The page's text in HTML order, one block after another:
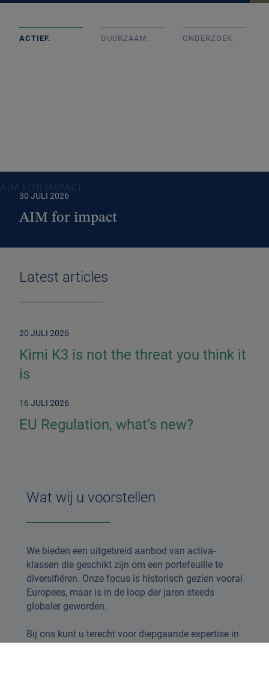
ACTIEF. DUURZAAM. ONDERZOEK.
AIM FOR IMPACT
30 JULI 2026
AIM for impact
Latest articles
20 JULI 2026
Kimi K3 is not the threat you think it
is
16 JULI 2026
EU Regulation, what’s new?
Wat wij u voorstellen
We bieden een uitgebreid aanbod van activa-
klassen die geschikt zijn om een portefeuille te
diversifiëren. Onze focus is historisch gezien vooral
Europees, maar is in de loop der jaren steeds
globaler geworden.
Bij ons kunt u terecht voor diepgaande expertise in